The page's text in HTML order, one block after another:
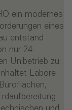
ein modernes
eines
entstand
nur 24
Unibetrieb zu
Labore